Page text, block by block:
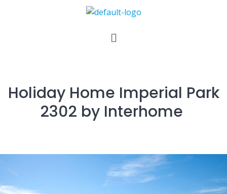
Holiday Home Imperial Park
2302 by Interhome